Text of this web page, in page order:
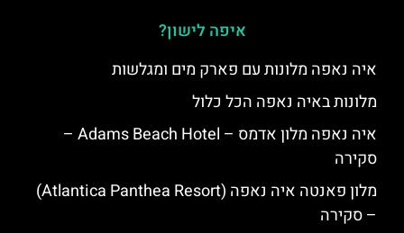
איפה לישון?
איה נאפה מלונות עם פארק מים ומגלשות
מלונות באיה נאפה הכל כלול
איה נאפה מלון אדמס – Adams Beach Hotel –
סקירה
מלון פאנטה איה נאפה (Atlantica Panthea Resort)
– סקירה